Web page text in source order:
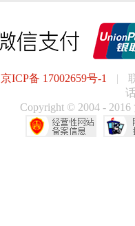
京ICP备 17002659号-1 |
Copyright © 2004 -